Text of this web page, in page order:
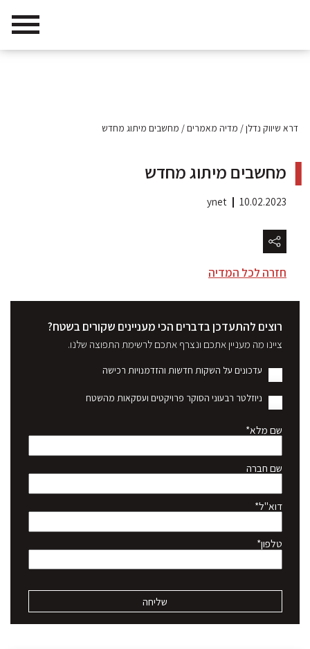
דרא שיווק נדלן/ מדיה מאמרים/ מחשבים מיתוג מחדש
מחשבים מיתוג מחדש
10.02.2023
ynet
חזרה לכל המדיה
רוצים להתעדכן בדברים הכי מעניינים שקורים בשטח?
ציינו מה מעניין אתכם ונצרף אתכם לרשימת התפוצה שלנו.
עדכונים על השקות חדשות והזדמנויות רכישה
ניוזלטר רבעוני הסוקר פרויקטים ועסקאות מהשטח
שם מלא*
שם חברה
דוא"ל*
טלפון*